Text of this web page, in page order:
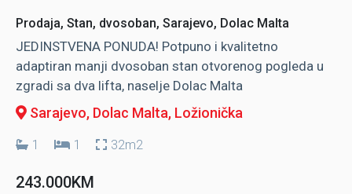
Prodaja, Stan, dvosoban, Sarajevo, Dolac Malta
JEDINSTVENA PONUDA! Potpuno i kvalitetno
adaptiran manji dvosoban stan otvorenog pogleda u
zgradi sa dva lifta, naselje Dolac Malta
Sarajevo, Dolac Malta, Ložionička
1 1 32m2
243.000KM